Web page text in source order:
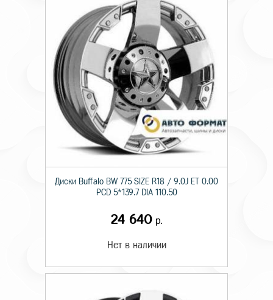
Диски Buffalo BW 775 SIZE R18 / 9.0J ET 0.00
PCD 5*139.7 DIA 110.50
24 640р.
Нет в наличии